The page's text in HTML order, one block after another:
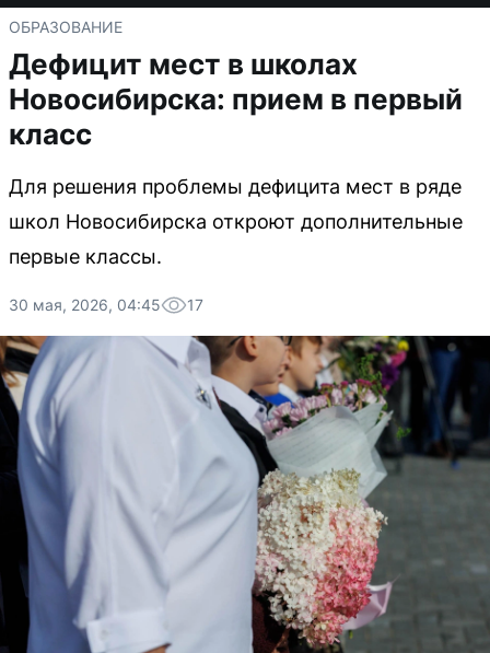
ОБРАЗОВАНИЕ
Дефицит мест в школах
Новосибирска: прием в первый
класс
Для решения проблемы дефицита мест в ряде
школ Новосибирска откроют дополнительные
первые классы.
30 мая, 2026, 04:45 17